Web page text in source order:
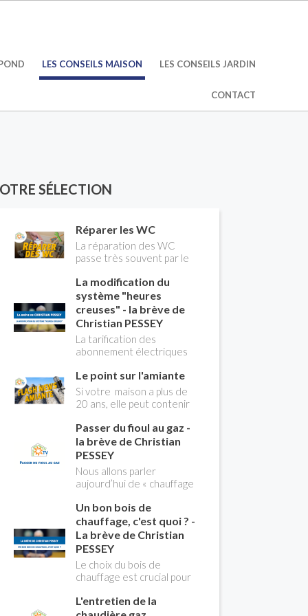
LES CONSEILS MAISON LES CONSEILS JARDIN
CONTACT
SÉLECTION
Réparer les WC
La réparation des WC
passe très souvent par le
flotteur. Tuto pour tout
vous expliquer
La modification du
système "heures
creuses" - la brève de
Christian PESSEY
La tarification des
abonnement électriques
longtemps deux
possibilités : heures
pleines, heures creuses.
Aujourd'hui Christian
PESSEY vous explique tout
ce qu'il faut savoir sur la
nouvelle modification du
système "heures creuses"
qui concerne près de 15
millions de Français !
Le point sur l'amiante
Si votre maison a plus de
20 ans, elle peut contenir
contenant de l'amiante) !
Pas de panique, on fait le
point dans notre flash
news n°3 spéciale
Amiante et ses dangers
avec Christian Pessey
Passer du fioul au gaz -
la brève de Christian
PESSEY
Nous allons parler
aujourd’hui de « chauffage
du changement d’énergie.
Nous allons aborder
l’abandon du fioul au profit
du gaz.
Un bon bois de
chauffage, c'est quoi ? -
La brève de Christian
PESSEY
Le choix du bois de
chauffage est crucial pour
rendement énergétique
L'entretien de la